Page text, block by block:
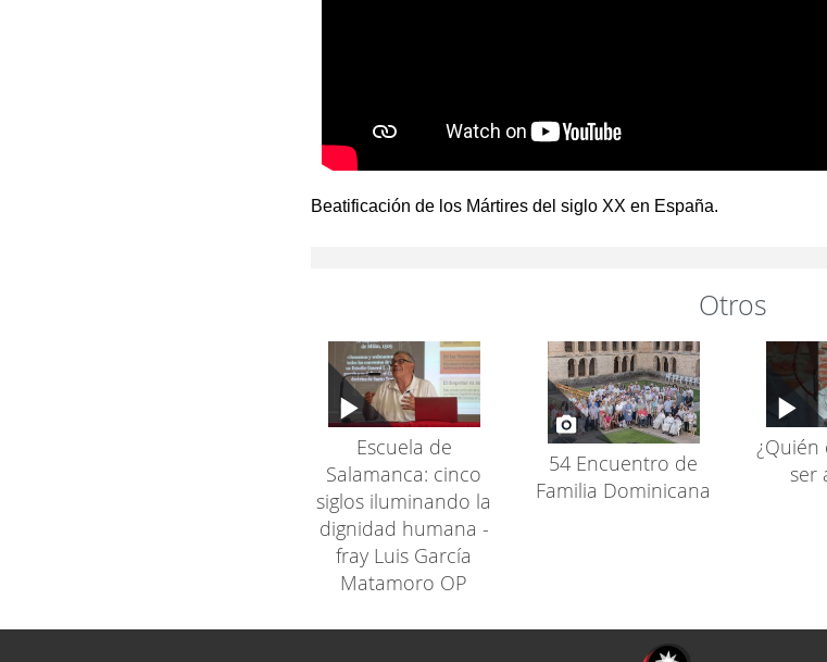
Beatificación de los Mártires del siglo XX en España.
Otros
Escuela de
Salamanca: cinco
siglos iluminando la
dignidad humana -
fray Luis García
Matamoro OP
54 Encuentro de
Familia Dominicana
¿Quién
ser